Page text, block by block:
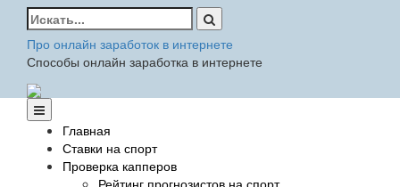
Найти:
Про онлайн заработок в интернете
Способы онлайн заработка в интернете
Главная
Ставки на спорт
Проверка капперов
Рейтинг прогнозистов на спорт